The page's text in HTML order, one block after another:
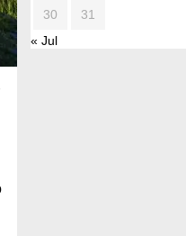
30
31
« Jul